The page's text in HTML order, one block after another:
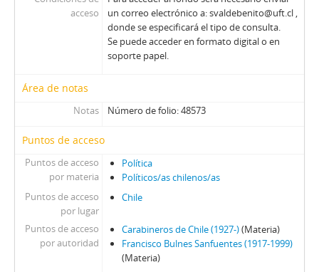
acceso
un correo electrónico a: svaldebenito@uft.cl ,
donde se especificará el tipo de consulta.
Se puede acceder en formato digital o en
soporte papel.
Área de notas
Notas Número de folio: 48573
Puntos de acceso
Puntos de acceso
por materia
Política
Políticos/as chilenos/as
Puntos de acceso
por lugar
Chile
Puntos de acceso
por autoridad
Carabineros de Chile (1927-)(Materia)
Francisco Bulnes Sanfuentes (1917-1999)
(Materia)